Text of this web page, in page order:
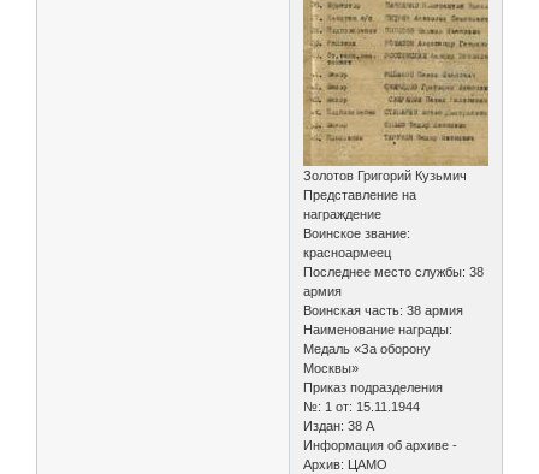
Золотов Григорий Кузьмич
Представление на
награждение
Воинское звание:
красноармеец
Последнее место службы: 38
армия
Воинская часть: 38 армия
Наименование награды:
Медаль «За оборону
Москвы»
Приказ подразделения
№: 1 от: 15.11.1944
Издан: 38 А
Информация об архиве -
Архив: ЦАМО